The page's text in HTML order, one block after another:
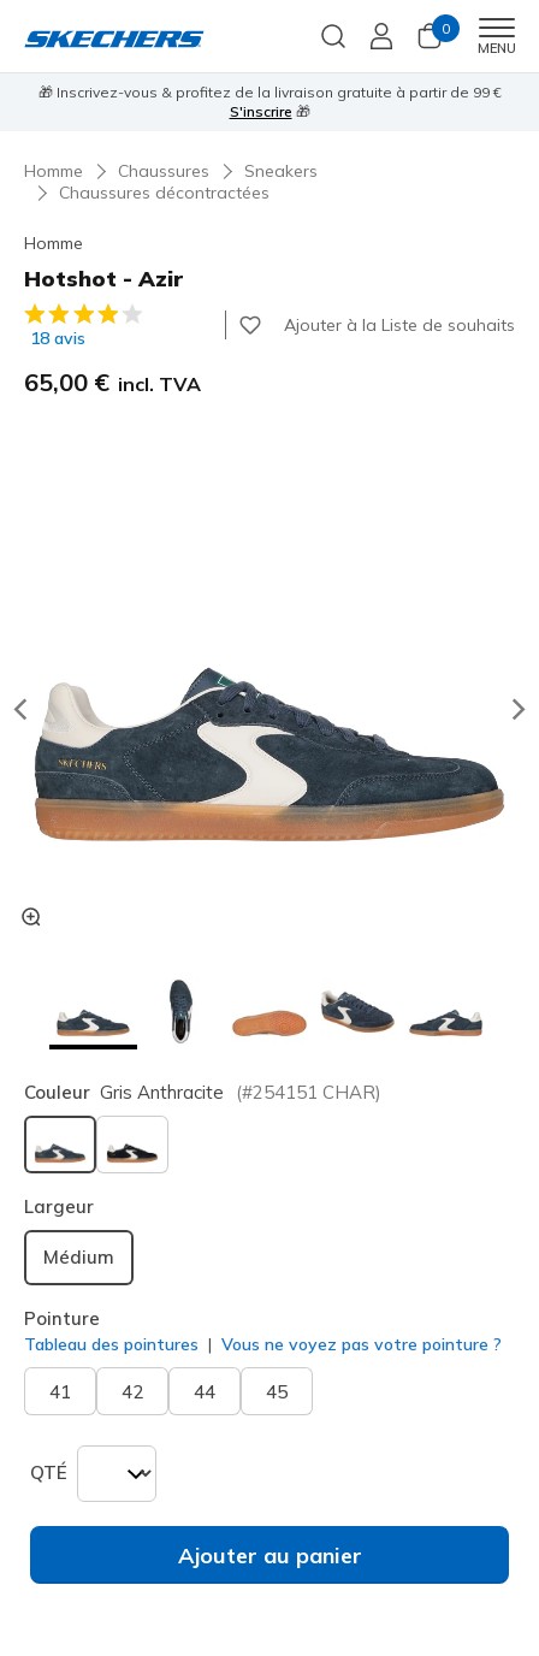
0
MENU
🎁 Inscrivez-vous & profitez de la livraison gratuite à partir de 99 €
S'inscrire 🎁
Homme Chaussures
Sneakers
Chaussures décontractées
Homme
Hotshot - Azir
Évaluation client 3,8 sur 5
18 avis
Ajouter à la Liste de souhaits
65,00 € incl. TVA
Couleur Gris Anthracite (#254151 CHAR)
sélectionné
Largeur
Médium
Pointure
Tableau des pointures Vous ne voyez pas votre pointure ?
41 42 44 45
QTÉ
Ajouter au panier